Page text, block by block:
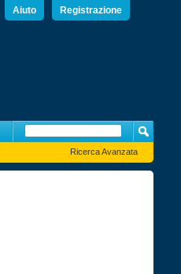
Registrazione
Aiuto
Ricerca Avanzata